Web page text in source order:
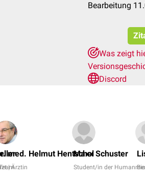
Bearbeitung
Was zeigt
Discord
med. Helmut Hentschel
| Ärztin
Maxx Schuster
Student/in der